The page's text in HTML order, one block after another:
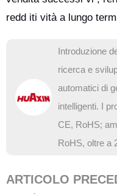
redd iti vità a lungo
Introduzione
ricerca e
automatici di
intelligenti. I
CE, RoHS;
RoHS, oltre a
ARTICOLO